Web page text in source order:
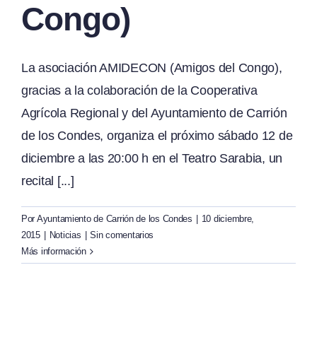
Congo)
La asociación AMIDECON (Amigos del Congo),
gracias a la colaboración de la Cooperativa
Agrícola Regional y del Ayuntamiento de Carrión
de los Condes, organiza el próximo sábado 12 de
diciembre a las 20:00 h en el Teatro Sarabia, un
recital [...]
Por Ayuntamiento de Carrión de los Condes
10 diciembre,
2015
Noticias
Sin comentarios
Más información